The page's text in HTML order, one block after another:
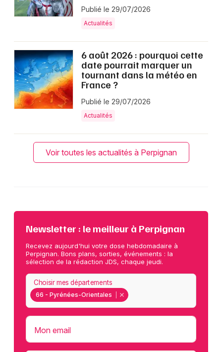
Publié le 29/07/2026
Actualités
6 août 2026 : pourquoi cette
date pourrait marquer un
tournant dans la météo en
France ?
Publié le 29/07/2026
Actualités
Voir toutes les actualités à Perpignan
Newsletter : le meilleur à Perpignan
Recevez aujourd'hui votre dose hebdomadaire à
Perpignan. Bons plans, sorties, événements : la
sélection de la rédaction JDS, chaque jeudi.
66 - Pyrénées-Orientales
Choisir mes départements
Mon email